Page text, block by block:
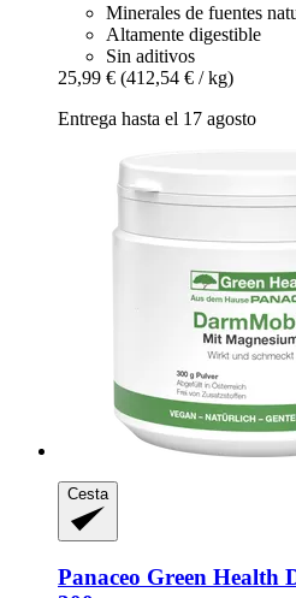
Minerales de fuentes
Altamente digestible
Sin aditivos
25,99 € (412,54 € / kg)
Entrega hasta el 17 agosto
Cesta
Panaceo Green Health